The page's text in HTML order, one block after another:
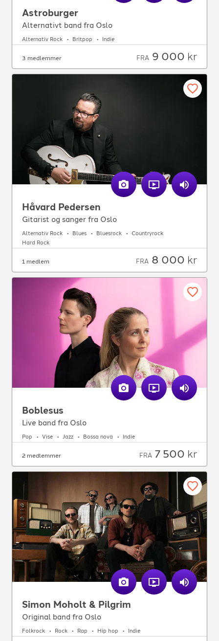
Astroburger
Alternativt band fra Oslo
Alternativ Rock Britpop Indie
3 medlemmer FRA 9 000 kr
Håvard Pedersen
Gitarist og sanger fra Oslo
Alternativ Rock Blues Bluesrock
Countryrock
Hard Rock
1 medlem FRA 8 000 kr
Boblesus
Live band fra Oslo
Pop Vise Jazz Bossa nova Indie
2 medlemmer FRA 7 500 kr
Simon Moholt & Pilgrim
Original band fra Oslo
Folkrock Rock Rap Hip hop Indie